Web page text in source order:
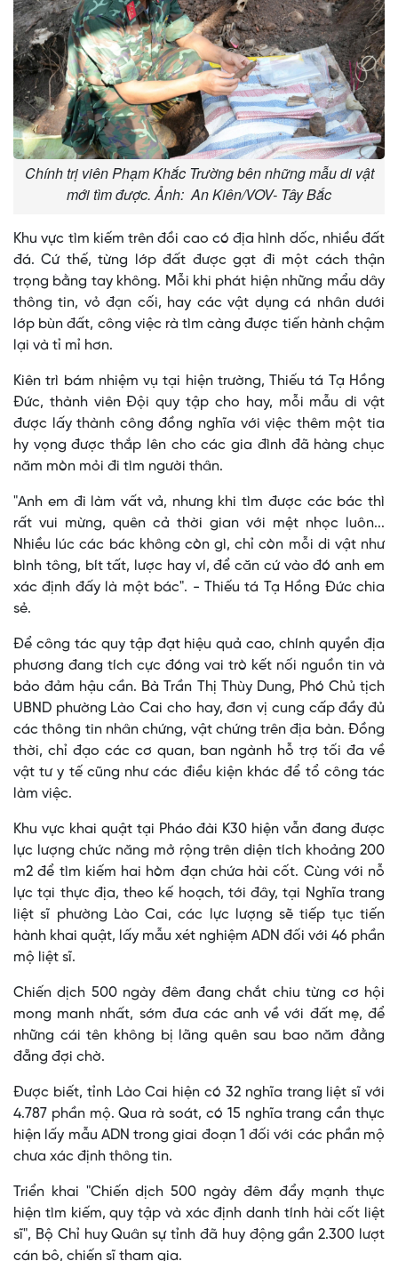
Chính trị viên Phạm Khắc Trường bên những mẫu di vật
mới tìm được. Ảnh: An Kiên/VOV- Tây Bắc
Khu vực tìm kiếm trên đồi cao có địa hình dốc, nhiều đất
đá. Cứ thế, từng lớp đất được gạt đi một cách thận
trọng bằng tay không. Mỗi khi phát hiện những mẩu dây
thông tin, vỏ đạn cối, hay các vật dụng cá nhân dưới
lớp bùn đất, công việc rà tìm càng được tiến hành chậm
lại và tỉ mỉ hơn.
Kiên trì bám nhiệm vụ tại hiện trường, Thiếu tá Tạ Hồng
Đức, thành viên Đội quy tập cho hay, mỗi mẫu di vật
được lấy thành công đồng nghĩa với việc thêm một tia
hy vọng được thắp lên cho các gia đình đã hàng chục
năm mòn mỏi đi tìm người thân.
"Anh em đi làm vất vả, nhưng khi tìm được các bác thì
rất vui mừng, quên cả thời gian với mệt nhọc luôn...
Nhiều lúc các bác không còn gì, chỉ còn mỗi di vật như
bình tông, bít tất, lược hay ví, để căn cứ vào đó anh em
xác định đấy là một bác". - Thiếu tá Tạ Hồng Đức chia
sẻ.
Để công tác quy tập đạt hiệu quả cao, chính quyền địa
phương đang tích cực đóng vai trò kết nối nguồn tin và
bảo đảm hậu cần. Bà Trần Thị Thùy Dung, Phó Chủ tịch
UBND phường Lào Cai cho hay, đơn vị cung cấp đầy đủ
các thông tin nhân chứng, vật chứng trên địa bàn. Đồng
thời, chỉ đạo các cơ quan, ban ngành hỗ trợ tối đa về
vật tư y tế cũng như các điều kiện khác để tổ công tác
làm việc.
Khu vực khai quật tại Pháo đài K30 hiện vẫn đang được
lực lượng chức năng mở rộng trên diện tích khoảng 200
m2 để tìm kiếm hai hòm đạn chứa hài cốt. Cùng với nỗ
lực tại thực địa, theo kế hoạch, tới đây, tại Nghĩa trang
liệt sĩ phường Lào Cai, các lực lượng sẽ tiếp tục tiến
hành khai quật, lấy mẫu xét nghiệm ADN đối với 46 phần
mộ liệt sĩ.
Chiến dịch 500 ngày đêm đang chắt chiu từng cơ hội
mong manh nhất, sớm đưa các anh về với đất mẹ, để
những cái tên không bị lãng quên sau bao năm đằng
đẵng đợi chờ.
Được biết, tỉnh Lào Cai hiện có 32 nghĩa trang liệt sĩ với
4.787 phần mộ. Qua rà soát, có 15 nghĩa trang cần thực
hiện lấy mẫu ADN trong giai đoạn 1 đối với các phần mộ
chưa xác định thông tin.
Triển khai "Chiến dịch 500 ngày đêm đẩy mạnh thực
hiện tìm kiếm, quy tập và xác định danh tính hài cốt liệt
sĩ", Bộ Chỉ huy Quân sự tỉnh đã huy động gần 2.300 lượt
cán bộ, chiến sĩ tham gia.